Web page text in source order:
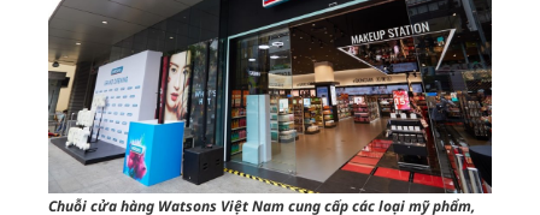
Chuỗi cửa hàng Watsons Việt Nam cung cấp các loại mỹ phẩm,